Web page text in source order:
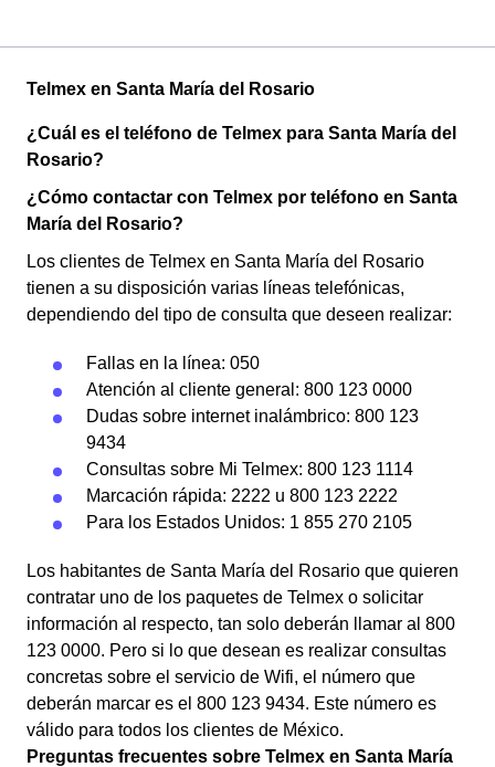
Telmex en Santa María del Rosario
¿Cuál es el teléfono de Telmex para Santa María del
Rosario?
¿Cómo contactar con Telmex por teléfono en Santa
María del Rosario?
Los clientes de Telmex en Santa María del Rosario
tienen a su disposición varias líneas telefónicas,
dependiendo del tipo de consulta que deseen realizar:
Fallas en la línea: 050
Atención al cliente general: 800 123 0000
Dudas sobre internet inalámbrico: 800 123
9434
Consultas sobre Mi Telmex: 800 123 1114
Marcación rápida: 2222 u 800 123 2222
Para los Estados Unidos: 1 855 270 2105
Los habitantes de Santa María del Rosario que quieren
contratar uno de los paquetes de Telmex o solicitar
información al respecto, tan solo deberán llamar al 800
123 0000. Pero si lo que desean es realizar consultas
concretas sobre el servicio de Wifi, el número que
deberán marcar es el 800 123 9434. Este número es
válido para todos los clientes de México.
Preguntas frecuentes sobre Telmex en Santa María